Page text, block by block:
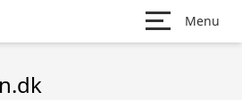
Menu